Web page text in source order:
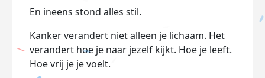
En ineens stond alles stil.
Kanker verandert niet alleen je lichaam. Het
verandert hoe je naar jezelf kijkt. Hoe je leeft.
Hoe vrij je je voelt.